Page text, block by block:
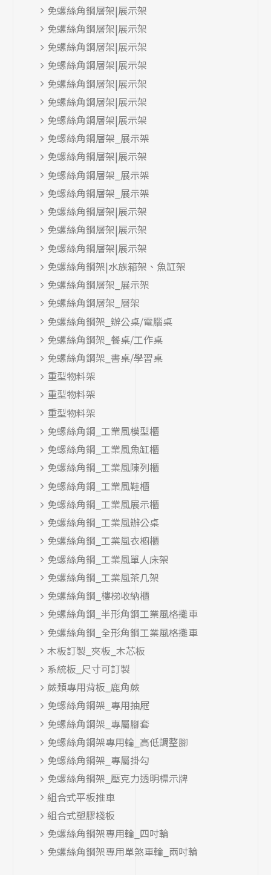
免螺絲角鋼層架|展示架
免螺絲角鋼層架|展示架
免螺絲角鋼層架|展示架
免螺絲角鋼層架|展示架
免螺絲角鋼層架|展示架
免螺絲角鋼層架|展示架
免螺絲角鋼層架|展示架
免螺絲角鋼層架_展示架
免螺絲角鋼層架|展示架
免螺絲角鋼層架_展示架
免螺絲角鋼層架_展示架
免螺絲角鋼層架|展示架
免螺絲角鋼層架|展示架
免螺絲角鋼層架|展示架
免螺絲角鋼架|水族箱架、魚缸架
免螺絲角鋼層架_展示架
免螺絲角鋼層架_層架
免螺絲角鋼架_辦公桌/電腦桌
免螺絲角鋼架_餐桌/工作桌
免螺絲角鋼架_書桌/學習桌
重型物料架
重型物料架
重型物料架
免螺絲角鋼_工業風模型櫃
免螺絲角鋼_工業風魚缸櫃
免螺絲角鋼_工業風陳列櫃
免螺絲角鋼_工業風鞋櫃
免螺絲角鋼_工業風展示櫃
免螺絲角鋼_工業風辦公桌
免螺絲角鋼_工業風衣櫥櫃
免螺絲角鋼_工業風單人床架
免螺絲角鋼_工業風茶几架
免螺絲角鋼_樓梯收納櫃
免螺絲角鋼_半形角鋼工業風格攤車
免螺絲角鋼_全形角鋼工業風格攤車
木板訂製_夾板_木芯板
系統板_尺寸可訂製
蕨類專用背板_鹿角蕨
免螺絲角鋼架_專用抽屜
免螺絲角鋼架_專屬腳套
免螺絲角鋼架專用輪_高低調整腳
免螺絲角鋼架_專屬掛勾
免螺絲角鋼架_壓克力透明標示牌
組合式平板推車
組合式塑膠棧板
免螺絲角鋼架專用輪_四吋輪
免螺絲角鋼架專用單煞車輪_兩吋輪